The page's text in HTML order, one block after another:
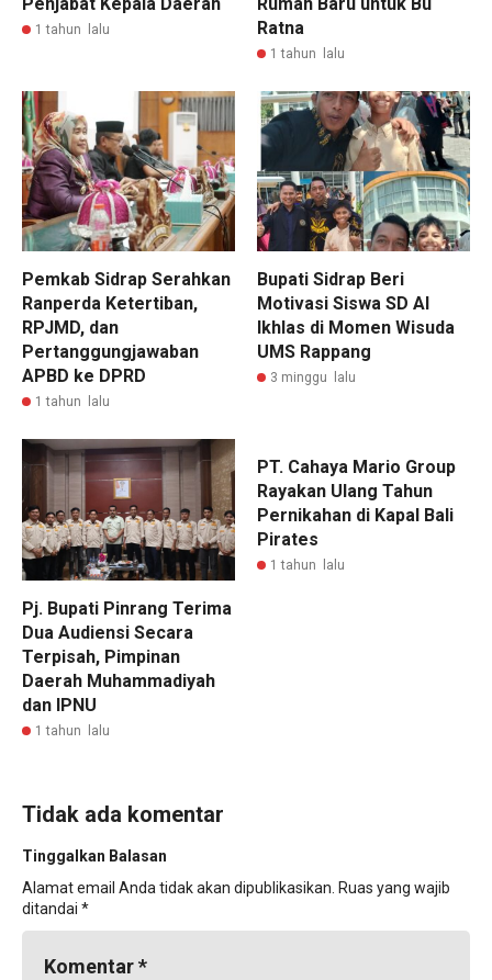
Penjabat Kepala Daerah
1 tahun lalu
Rumah Baru untuk Bu
Ratna
1 tahun lalu
Pemkab Sidrap Serahkan
Ranperda Ketertiban,
RPJMD, dan
Pertanggungjawaban
APBD ke DPRD
1 tahun lalu
Bupati Sidrap Beri
Motivasi Siswa SD Al
Ikhlas di Momen Wisuda
UMS Rappang
3 minggu lalu
Pj. Bupati Pinrang Terima
Dua Audiensi Secara
Terpisah, Pimpinan
Daerah Muhammadiyah
dan IPNU
1 tahun lalu
PT. Cahaya Mario Group
Rayakan Ulang Tahun
Pernikahan di Kapal Bali
Pirates
1 tahun lalu
Tidak ada komentar
Tinggalkan Balasan
Alamat email Anda tidak akan dipublikasikan. Ruas yang wajib
ditandai *
Komentar*